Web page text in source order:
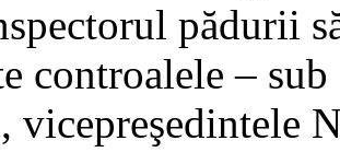
pădurii
controalele –
vicepreşedintele